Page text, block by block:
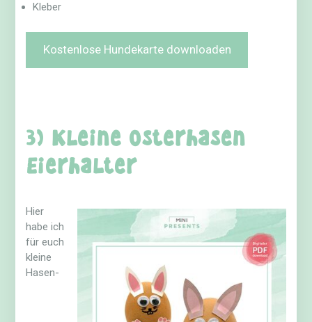
Kleber
Kostenlose Hundekarte downloaden
3) Kleine Osterhasen
Eierhalter
Hier
habe ich
für euch
kleine
Hasen-